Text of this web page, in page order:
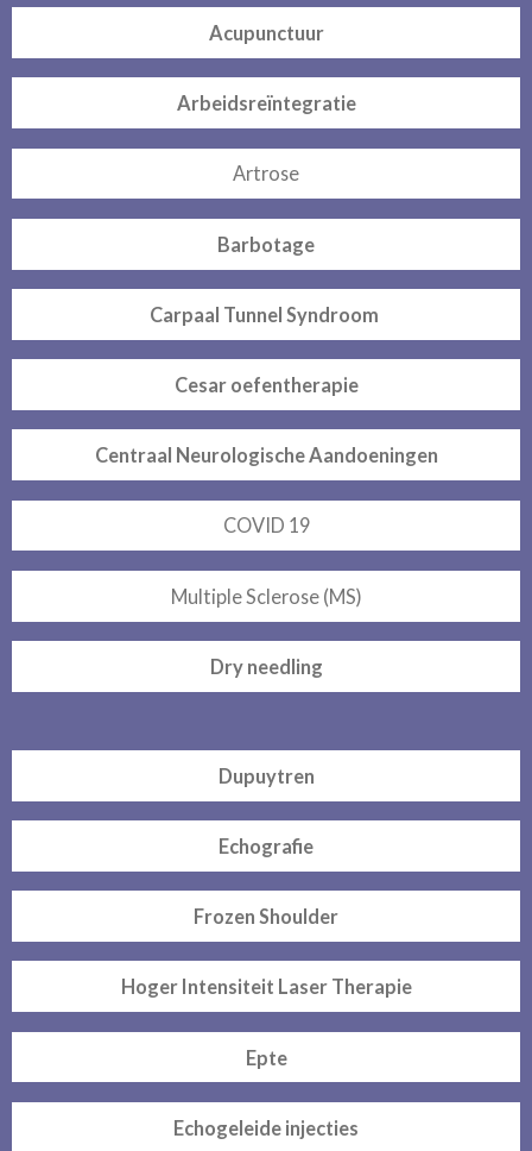
Acupunctuur
Arbeidsreïntegratie
Artrose
Barbotage
Carpaal Tunnel Syndroom
Cesar oefentherapie
Centraal Neurologische Aandoeningen
COVID 19
Multiple Sclerose (MS)
Dry needling
Dupuytren
Echografie
Frozen Shoulder
Hoger Intensiteit Laser Therapie
Epte
Echogeleide injecties